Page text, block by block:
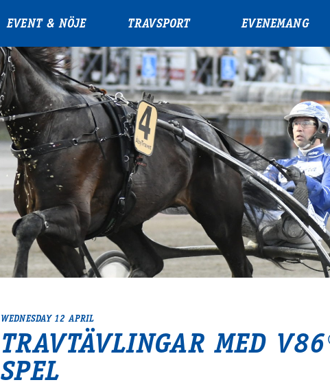
EVENT & NÖJE TRAVSPORT EVENEMANG
WEDNESDAY 12 APRIL
TRAVTÄVLINGAR MED
SPEL